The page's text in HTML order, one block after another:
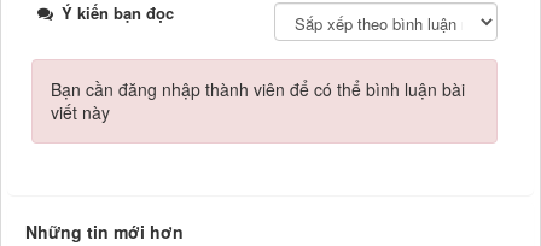
Ý kiến bạn đọc
Bạn cần đăng nhập thành viên để có thể bình luận bài
viết này
Những tin mới hơn